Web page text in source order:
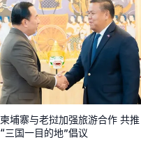
柬埔寨与老挝加强旅游合作 共推
“三国一目的地”倡议